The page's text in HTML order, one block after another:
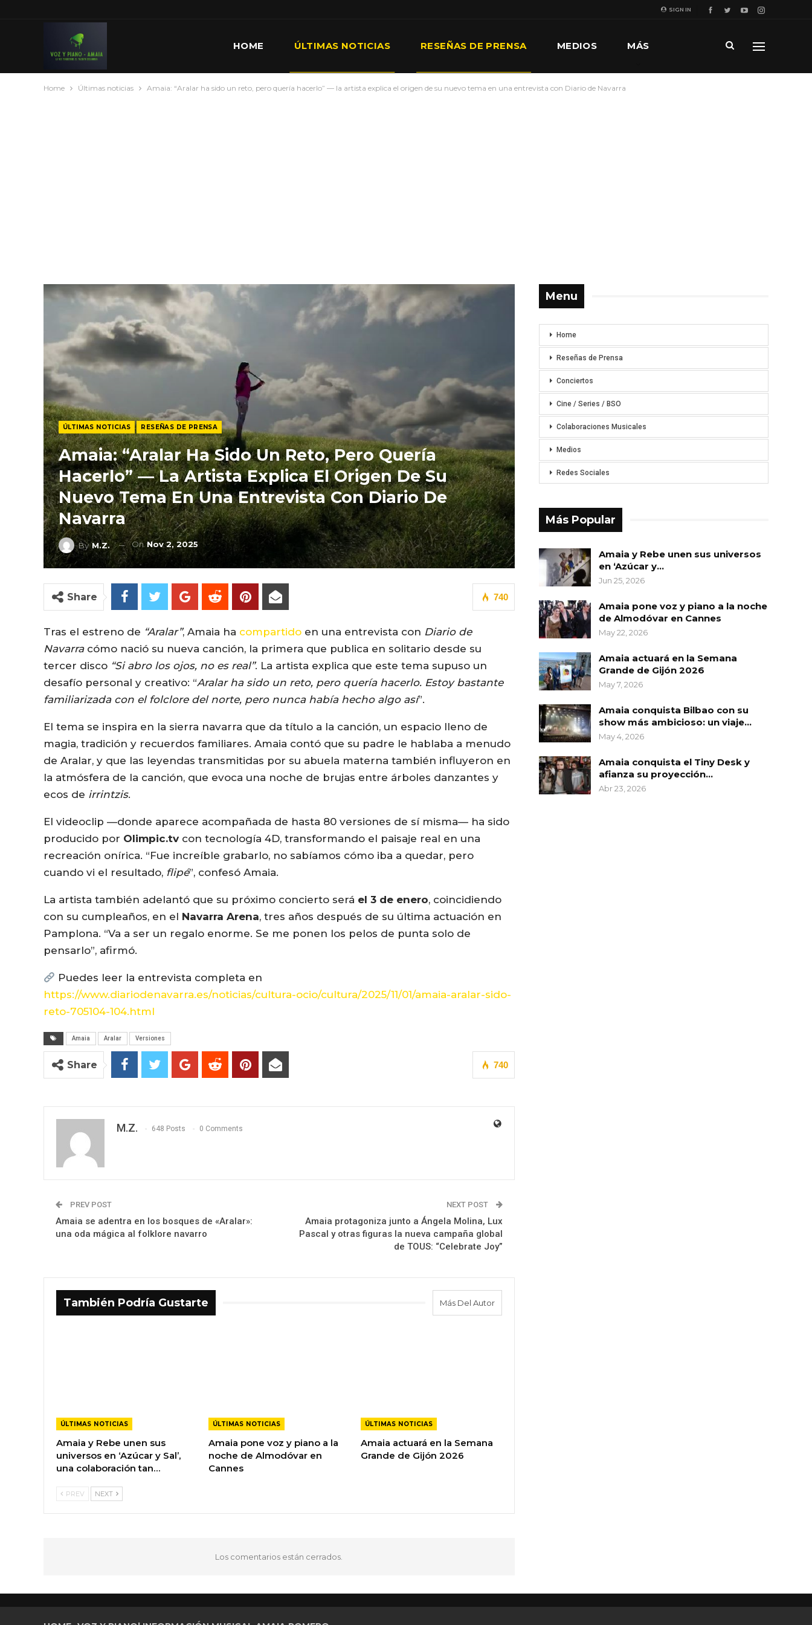
SIGN IN
HOME ÚLTIMAS NOTICIAS RESEÑAS DE PRENSA MEDIOS MÁS
Home Últimas noticias Amaia: “Aralar ha sido un reto, pero quería hacerlo” — la artista explica el origen de su nuevo tema en una entrevista con Diario de Navarra
ÚLTIMAS NOTICIAS RESEÑAS DE PRENSA
Amaia: “Aralar Ha Sido Un Reto, Pero Quería
Hacerlo” — La Artista Explica El Origen De Su
Nuevo Tema En Una Entrevista Con Diario De
Navarra
ByM.Z. OnNov 2, 2025
740
Share
Tras el estreno de “Aralar”, Amaia ha compartido en una entrevista con Diario de
Navarracómo nació su nueva canción, la primera que publica en solitario desde su
tercer disco “Si abro los ojos, no es real”. La artista explica que este tema supuso un
desafío personal y creativo: “Aralar ha sido un reto, pero quería hacerlo. Estoy bastante
familiarizada con el folclore del norte, pero nunca había hecho algo así”.
El tema se inspira en la sierra navarra que da título a la canción, un espacio lleno de
magia, tradición y recuerdos familiares. Amaia contó que su padre le hablaba a menudo
de Aralar, y que las leyendas transmitidas por su abuela materna también influyeron en
la atmósfera de la canción, que evoca una noche de brujas entre árboles danzantes y
ecos de irrintzis.
El videoclip —donde aparece acompañada de hasta 80 versiones de sí misma— ha sido
producido por Olimpic.tv con tecnología 4D, transformando el paisaje real en una
recreación onírica. “Fue increíble grabarlo, no sabíamos cómo iba a quedar, pero
cuando vi el resultado, flipé”, confesó Amaia.
La artista también adelantó que su próximo concierto será el 3 de enero, coincidiendo
con su cumpleaños, en el Navarra Arena, tres años después de su última actuación en
Pamplona. “Va a ser un regalo enorme. Se me ponen los pelos de punta solo de
pensarlo”, afirmó.
Puedes leer la entrevista completa en
https://www.diariodenavarra.es/noticias/cultura-ocio/cultura/2025/11/01/amaia-aralar-sido-
reto-705104-104.html
Amaia Aralar Versiones
740
Share
M.Z. 648 Posts 0 Comments
PREV POST
Amaia se adentra en los bosques de «Aralar»:
una oda mágica al folklore navarro
NEXT POST
Amaia protagoniza junto a Ángela Molina, Lux
Pascal y otras figuras la nueva campaña global
de TOUS: “Celebrate Joy”
También Podría Gustarte Más Del Autor
ÚLTIMAS NOTICIAS
Amaia y Rebe unen sus
universos en ‘Azúcar y Sal’,
una colaboración tan…
ÚLTIMAS NOTICIAS
Amaia pone voz y piano a la
noche de Almodóvar en
Cannes
ÚLTIMAS NOTICIAS
Amaia actuará en la Semana
Grande de Gijón 2026
PREV NEXT
Los comentarios están cerrados.
Menu
Home
Reseñas de Prensa
Conciertos
Cine / Series / BSO
Colaboraciones Musicales
Medios
Redes Sociales
Más Popular
Amaia y Rebe unen sus universos
en ‘Azúcar y…
Jun 25, 2026
Amaia pone voz y piano a la noche
de Almodóvar en Cannes
May 22, 2026
Amaia actuará en la Semana
Grande de Gijón 2026
May 7, 2026
Amaia conquista Bilbao con su
show más ambicioso: un viaje…
May 4, 2026
Amaia conquista el Tiny Desk y
afianza su proyección…
Abr 23, 2026